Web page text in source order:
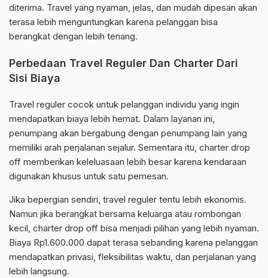
diterima. Travel yang nyaman, jelas, dan mudah dipesan akan
terasa lebih menguntungkan karena pelanggan bisa
berangkat dengan lebih tenang.
Perbedaan Travel Reguler Dan Charter Dari
Sisi Biaya
Travel reguler cocok untuk pelanggan individu yang ingin
mendapatkan biaya lebih hemat. Dalam layanan ini,
penumpang akan bergabung dengan penumpang lain yang
memiliki arah perjalanan sejalur. Sementara itu, charter drop
off memberikan keleluasaan lebih besar karena kendaraan
digunakan khusus untuk satu pemesan.
Jika bepergian sendiri, travel reguler tentu lebih ekonomis.
Namun jika berangkat bersama keluarga atau rombongan
kecil, charter drop off bisa menjadi pilihan yang lebih nyaman.
Biaya Rp1.600.000 dapat terasa sebanding karena pelanggan
mendapatkan privasi, fleksibilitas waktu, dan perjalanan yang
lebih langsung.